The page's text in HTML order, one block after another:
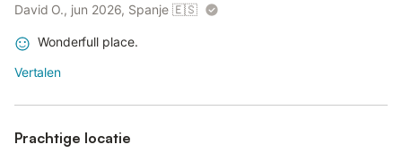
David O., jun 2026, Spanje 🇪🇸
Wonderfull place.
Vertalen
Prachtige locatie